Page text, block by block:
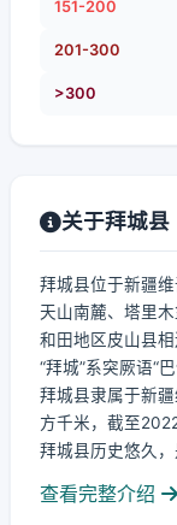
151-200
201-300
>300
关于拜城县
拜城县位于新疆
天山南麓、塔里
和田地区皮山县
“拜城”系突厥语“
拜城县隶属于新
方千米，截至
拜城县历史悠久
查看完整介绍